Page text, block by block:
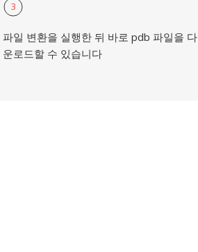
3
파일 변환을 실행한 뒤 바로 pdb 파일을 다
운로드할 수 있습니다